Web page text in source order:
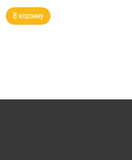
В корзину